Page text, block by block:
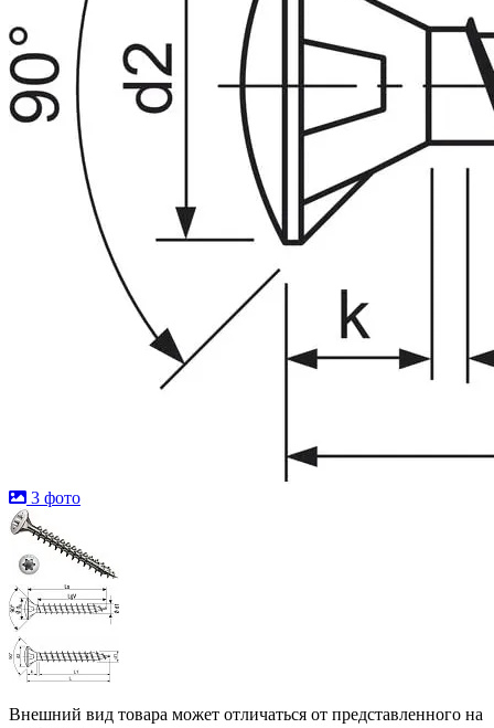
3 фото
Внешний вид товара может отличаться от представленного на